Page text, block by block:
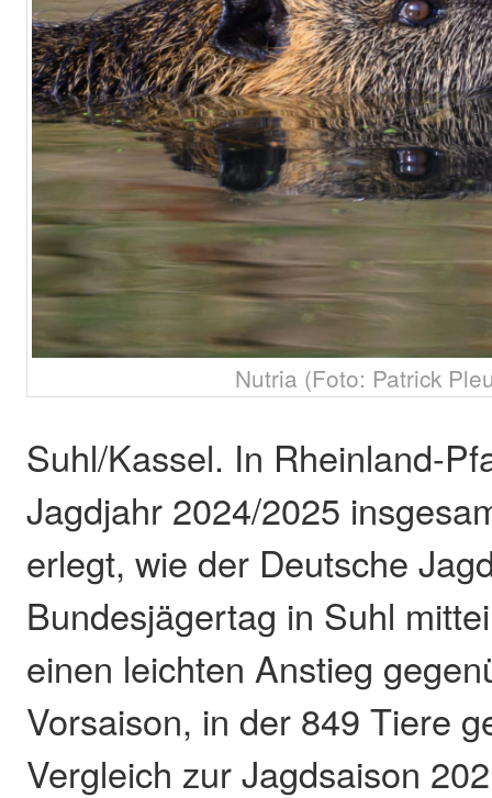
Nutria (Foto: Patrick
Suhl/Kassel. In Rheinland-
Jagdjahr 2024/2025
erlegt, wie der Deutsche
Bundesjägertag in Suhl
einen leichten Anstieg
Vorsaison, in der 849 Tiere
Vergleich zur Jagdsaison